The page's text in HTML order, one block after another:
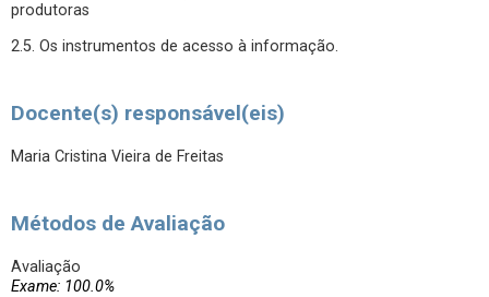
produtoras
2.5. Os instrumentos de acesso à informação.
Docente(s) responsável(eis)
Maria Cristina Vieira de Freitas
Métodos de Avaliação
Avaliação
Exame: 100.0%